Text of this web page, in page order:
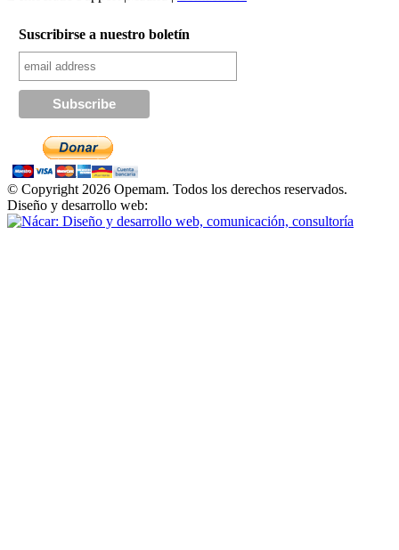
Suscribirse a nuestro boletín
© Copyright 2026 Opemam. Todos los derechos reservados.
Diseño y desarrollo web: